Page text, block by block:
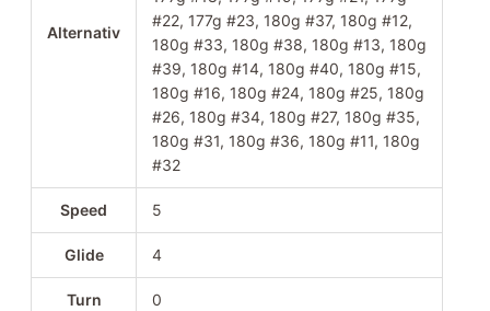
Alternativ
#22, 177g #23, 180g #37, 180g #12,
180g #33, 180g #38, 180g #13, 180g
#39, 180g #14, 180g #40, 180g #15,
180g #16, 180g #24, 180g #25, 180g
#26, 180g #34, 180g #27, 180g #35,
180g #31, 180g #36, 180g #11, 180g
#32
Speed 5
Glide 4
Turn 0